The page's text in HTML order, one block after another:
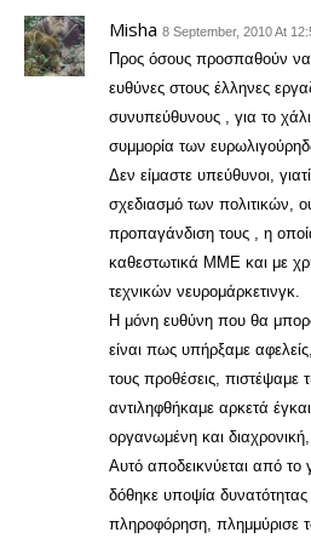
Misha 8 September, 2010 At
Προς όσους προσπαθούν να
ευθύνες στους έλληνες
συνυπεύθυνους , για το
συμμορία των
Δεν είμαστε υπεύθυνοι,
σχεδιασμό των πολιτικών,
προπαγάνδιση τους , η
καθεστωτικά ΜΜΕ και με
τεχνικών νευρομάρκετινγκ.
Η μόνη ευθύνη που θα
είναι πως υπήρξαμε
τους προθέσεις, πιστέψαμε
αντιληφθήκαμε αρκετά
οργανωμένη και
Aυτό αποδεικνύεται από
δόθηκε υποψία
πληροφόρηση, πλημμύρισε